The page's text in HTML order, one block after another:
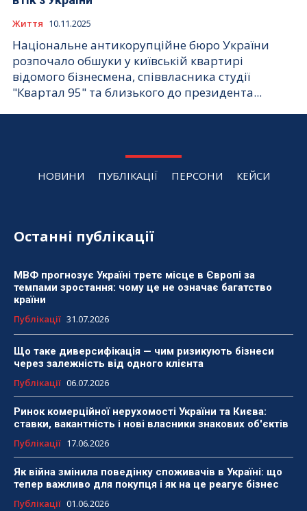
Життя 10.11.2025
Національне антикорупційне бюро України
розпочало обшуки у київській квартирі
відомого бізнесмена, співвласника студії
"Квартал 95" та близького до президента...
НОВИНИ ПУБЛІКАЦІЇ ПЕРСОНИ КЕЙСИ
Останні публікації
МВФ прогнозує Україні третє місце в Європі за
темпами зростання: чому це не означає багатство
країни
Публікації 31.07.2026
Що таке диверсифікація — чим ризикують бізнеси
через залежність від одного клієнта
Публікації 06.07.2026
Ринок комерційної нерухомості України та Києва:
ставки, вакантність і нові власники знакових об'єктів
Публікації 17.06.2026
Як війна змінила поведінку споживачів в Україні: що
тепер важливо для покупця і як на це реагує бізнес
Публікації 01.06.2026